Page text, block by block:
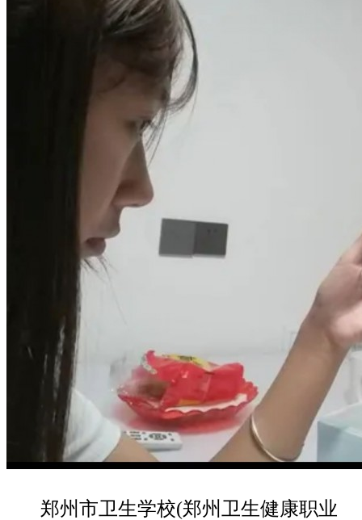
郑州市卫生学校(郑州卫生健康职业